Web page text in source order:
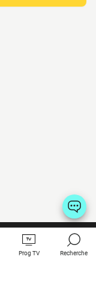
Prog TV Recherche